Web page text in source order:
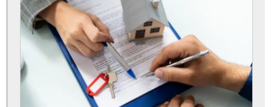
Consultoria em engenharia
Consultoria em engenharia civil
Consultoria imobiliária
Custo gerenciamento de obra